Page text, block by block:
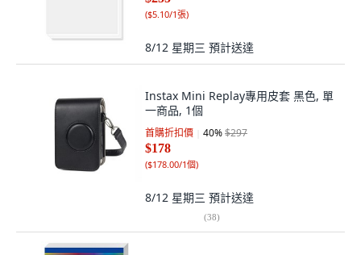
($5.10/1張)
8/12 星期三 預計送達
Instax Mini Replay專用皮套 黑色, 單
一商品, 1個
首購折扣價 40%$297
$178
($178.00/1個)
8/12 星期三 預計送達
(38)